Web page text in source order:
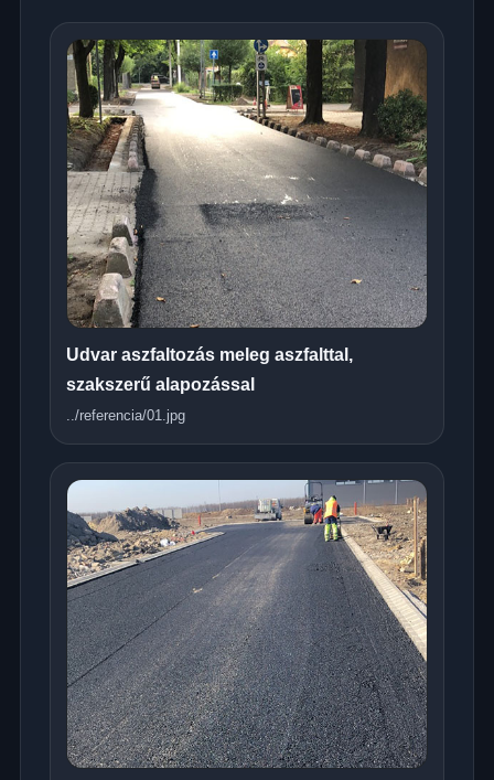
Udvar aszfaltozás meleg aszfalttal,
szakszerű alapozással
../referencia/01.jpg